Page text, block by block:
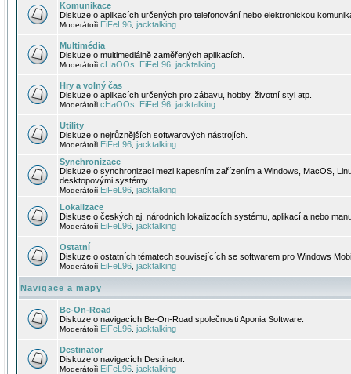
Komunikace
Diskuze o aplikacích určených pro telefonování nebo elektronickou
Moderátoři EiFeL96 jacktalking
Multimédia
Diskuze o multimediálně zaměřených aplikacích.
Moderátoři cHaOOs EiFeL96 jacktalking
Hry a volný čas
Diskuze o aplikacích určených pro zábavu, hobby, životní styl atp.
Moderátoři cHaOOs EiFeL96 jacktalking
Utility
Diskuze o nejrůznějších softwarových nástrojích.
Moderátoři EiFeL96 jacktalking
Synchronizace
Diskuze o synchronizaci mezi kapesním zařízením a Windows, MacOS,
desktopovými systémy.
Moderátoři EiFeL96 jacktalking
Lokalizace
Diskuse o českých aj. národních lokalizacích systému, aplikací a nebo
Moderátoři EiFeL96 jacktalking
Ostatní
Diskuze o ostatních tématech souvisejících se softwarem pro Windows
Moderátoři EiFeL96 jacktalking
Navigace a mapy
Be-On-Road
Diskuze o navigacích Be-On-Road společnosti Aponia Software.
Moderátoři EiFeL96 jacktalking
Destinator
Diskuze o navigacích Destinator.
Moderátoři EiFeL96 jacktalking